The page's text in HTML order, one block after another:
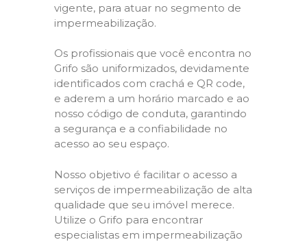
vigente, para atuar no segmento de
impermeabilização.
Os profissionais que você encontra no
Grifo são uniformizados, devidamente
identificados com crachá e QR code,
e aderem a um horário marcado e ao
nosso código de conduta, garantindo
a segurança e a confiabilidade no
acesso ao seu espaço.
Nosso objetivo é facilitar o acesso a
serviços de impermeabilização de alta
qualidade que seu imóvel merece.
Utilize o Grifo para encontrar
especialistas em impermeabilização